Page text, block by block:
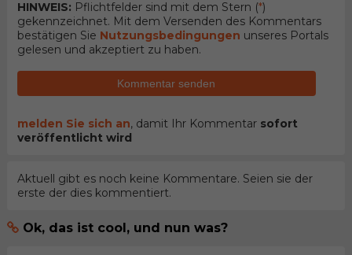
HINWEIS: Pflichtfelder sind mit dem Stern (*)
gekennzeichnet. Mit dem Versenden des Kommentars
bestätigen Sie Nutzungsbedingungen unseres Portals
gelesen und akzeptiert zu haben.
Kommentar senden
melden Sie sich an, damit Ihr Kommentar sofort
veröffentlicht wird
Aktuell gibt es noch keine Kommentare. Seien sie der
erste der dies kommentiert.
Ok, das ist cool, und nun was?